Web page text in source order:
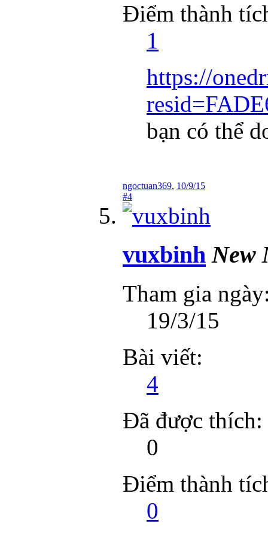
Điểm thành
1
https://
bạn có thể
ngoctuan369, 10/9/15
#4
vuxbinh New
Tham gia
19/3/15
Bài viết:
4
Đã được thích:
0
Điểm thành
0